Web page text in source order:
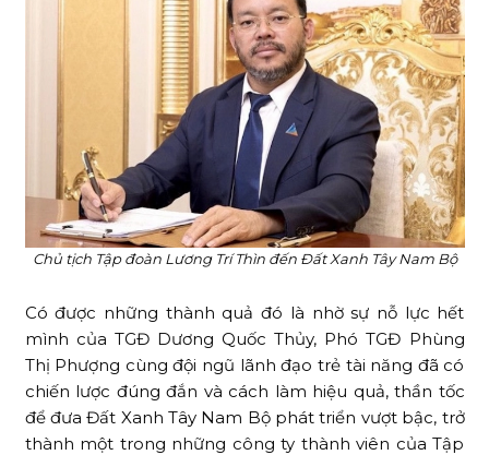
Chủ tịch Tập đoàn Lương Trí Thìn đến Đất Xanh Tây Nam Bộ
Có được những thành quả đó là nhờ sự nỗ lực hết
mình của TGĐ Dương Quốc Thủy, Phó TGĐ Phùng
Thị Phượng cùng đội ngũ lãnh đạo trẻ tài năng đã có
chiến lược đúng đắn và cách làm hiệu quả, thần tốc
để đưa Đất Xanh Tây Nam Bộ phát triển vượt bậc, trở
thành một trong những công ty thành viên của Tập